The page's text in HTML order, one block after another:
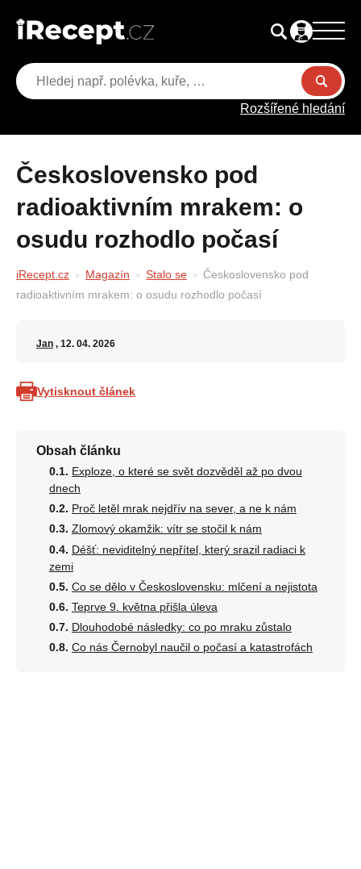
Rozšířené hledání
Československo pod
radioaktivním mrakem: o
osudu rozhodlo počasí
iRecept.cz Magazín Stalo se
Československo pod
radioaktivním mrakem: o osudu rozhodlo počasí
Jan , 12. 04. 2026
Vytisknout článek
Obsah článku
Exploze, o které se svět dozvěděl až po dvou
dnech
Proč letěl mrak nejdřív na sever, a ne k nám
Zlomový okamžik: vítr se stočil k nám
Déšť: neviditelný nepřítel, který srazil radiaci k
zemi
Co se dělo v Československu: mlčení a nejistota
Teprve 9. května přišla úleva
Dlouhodobé následky: co po mraku zůstalo
Co nás Černobyl naučil o počasí a katastrofách